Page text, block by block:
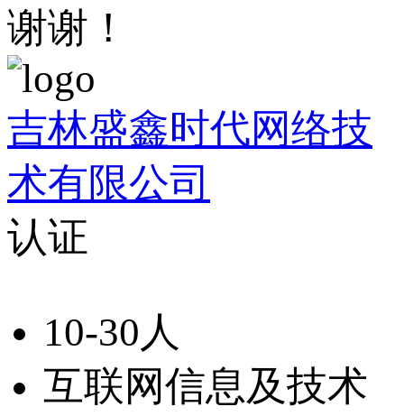
谢谢！
吉林盛鑫时代网络技
术有限公司
认证
10-30人
互联网信息及技术